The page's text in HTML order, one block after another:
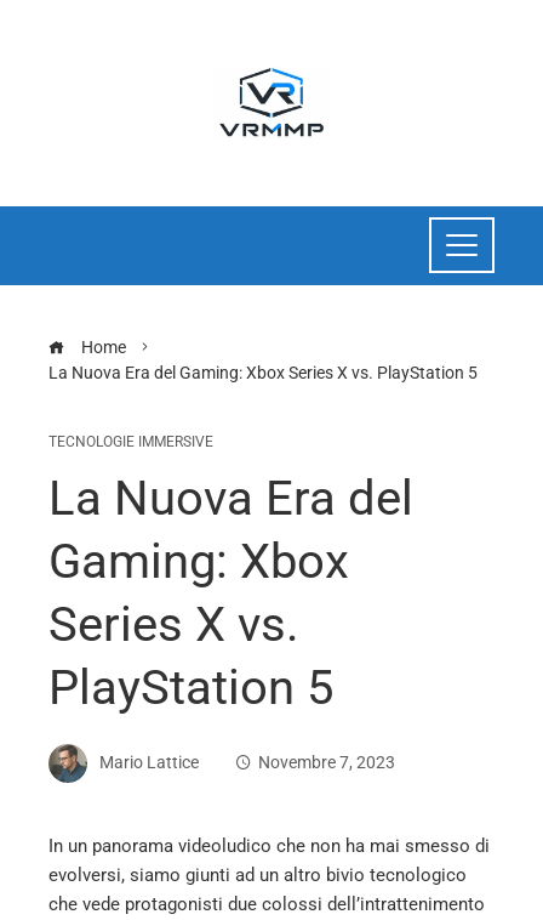
Home
La Nuova Era del Gaming: Xbox Series X vs. PlayStation 5
TECNOLOGIE IMMERSIVE
La Nuova Era del
Gaming: Xbox
Series X vs.
PlayStation 5
Mario Lattice Novembre 7, 2023
In un panorama videoludico che non ha mai smesso di
evolversi, siamo giunti ad un altro bivio tecnologico
che vede protagonisti due colossi dell’intrattenimento